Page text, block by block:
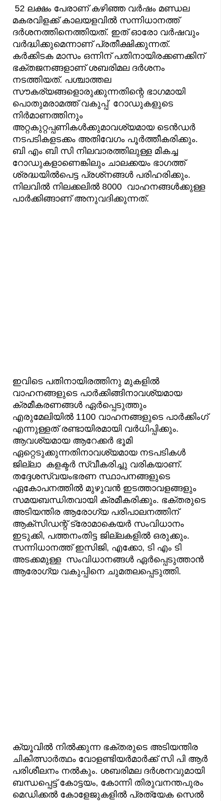
52 ലക്ഷം പേരാണ് കഴിഞ്ഞ വർഷം മണ്ഡല
മകരവിളക്ക് കാലയളവിൽ സന്നിധാനത്ത്
ദർശനത്തിനെത്തിയത്. ഇത് ഓരോ വർഷവും
വർദ്ധിക്കുമെന്നാണ് പ്രതീക്ഷിക്കുന്നത്.
കർക്കിടക മാസം ഒന്നിന് പതിനായിരക്കണക്കിന്
ഭക്തജനങ്ങളാണ് ശബരിമല ദർശനം
നടത്തിയത്. പശ്ചാത്തല
സൗകര്യങ്ങളൊരുക്കുന്നതിന്റെ ഭാഗമായി
പൊതുമരാമത്ത് വകുപ്പ് റോഡുകളുടെ
നിർമാണത്തിനും
അറ്റകുറ്റപ്പണികൾക്കുമാവശ്യമായ ടെൻഡർ
നടപടികളടക്കം അതിവേഗം പൂർത്തീകരിക്കും.
ബി എം ബി സി നിലവാരത്തിലുള്ള മികച്ച
റോഡുകളാണെങ്കിലും ചാലക്കയം ഭാഗത്ത്
ശ്രദ്ധയിൽപെട്ട പ്രശ്‌നങ്ങൾ പരിഹരിക്കും.
നിലവിൽ നിലക്കലിൽ 8000 വാഹനങ്ങൾക്കുള്ള
പാർക്കിങ്ങാണ് അനുവദിക്കുന്നത്.
ഇവിടെ പതിനായിരത്തിനു മുകളിൽ
വാഹനങ്ങളുടെ പാർക്കിങ്ങിനാവശ്യമായ
ക്രമീകരണങ്ങൾ ഏർപ്പെടുത്തും
എരുമേലിയിൽ 1100 വാഹനങ്ങളുടെ പാർക്കിംഗ്
എന്നുള്ളത് രണ്ടായിരമായി വർധിപ്പിക്കും.
ആവശ്യമായ ആറേക്കർ ഭൂമി
ഏറ്റെടുക്കുന്നതിനാവശ്യമായ നടപടികൾ
ജില്ലാ കളക്ടർ സ്വീകരിച്ചു വരികയാണ്.
തദ്ദേശസ്വയംഭരണ സ്ഥാപനങ്ങളുടെ
ഏകോപനത്തിൽ മുഴുവൻ ഇടത്താവളങ്ങളും
സമയബന്ധിതവായി ക്രമീകരിക്കും. ഭക്തരുടെ
അടിയന്തിര ആരോഗ്യ പരിപാലനത്തിന്
ആക്‌സിഡന്റ് ട്രോമാകെയർ സംവിധാനം
ഇടുക്കി, പത്തനംതിട്ട ജില്ലകളിൽ ഒരുക്കും.
സന്നിധാനത്ത് ഇസിജി, എക്കോ, ടി എം ടി
അടക്കമുള്ള സംവിധാനങ്ങൾ ഏർപ്പെടുത്താൻ
ആരോഗ്യ വകുപ്പിനെ ചുമതലപ്പെടുത്തി.
ക്യൂവിൽ നിൽക്കുന്ന ഭക്തരുടെ അടിയന്തിര
ചികിത്സാർത്ഥം വോളണ്ടിയർമാർക്ക് സി പി ആർ
പരിശീലനം നൽകും. ശബരിമല ദർശനവുമായി
ബന്ധപ്പെട്ട് കോട്ടയം, കോന്നി തിരുവനന്തപുരം
മെഡിക്കൽ കോളേജുകളിൽ പ്രത്യേക സെൽ